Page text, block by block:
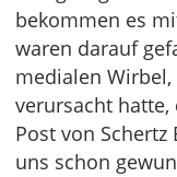
bekommen es
waren darauf
medialen
verursacht hatte,
Post von
uns schon